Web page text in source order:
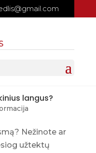
langus?
Nežinote ar
užtektų